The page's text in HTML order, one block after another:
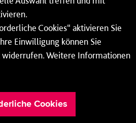
zum Fahrplan bzw. zu
Cookies“ aktivieren Sie
Einwilligung können Sie
Weitere Informationen
Cookies